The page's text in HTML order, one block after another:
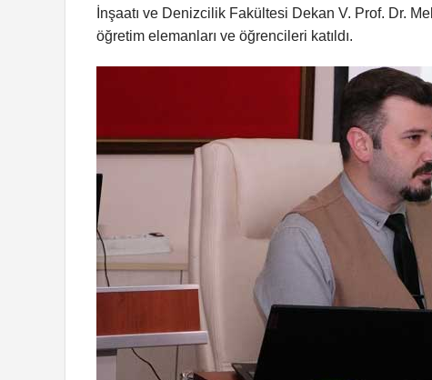
İnşaatı ve Denizcilik Fakültesi Dekan V. Prof. Dr.
öğretim elemanları ve öğrencileri katıldı.